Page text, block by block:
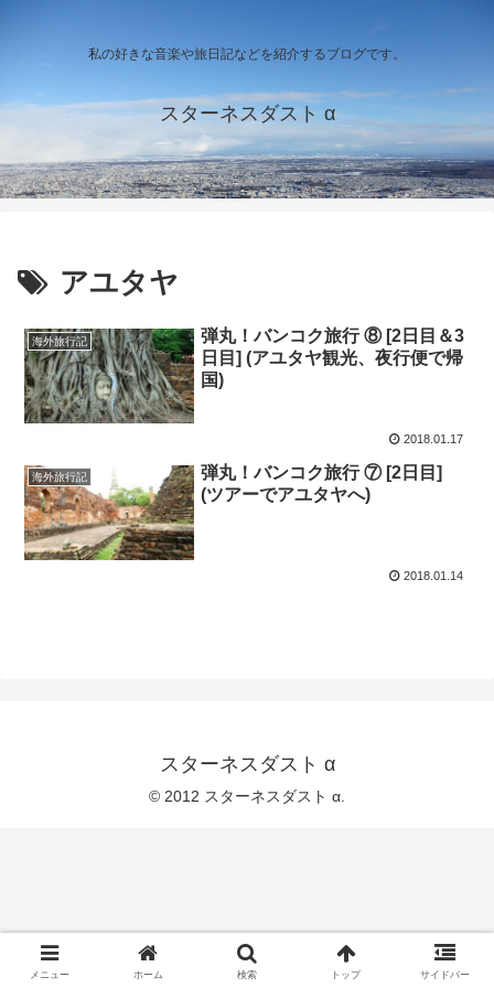
私の好きな音楽や旅日記などを紹介するブログです。
スターネスダスト α
アユタヤ
海外旅行記
弾丸！バンコク旅行 ⑧ [2日目＆3
日目] (アユタヤ観光、夜行便で帰
国)
2018.01.17
海外旅行記
弾丸！バンコク旅行 ⑦ [2日目]
(ツアーでアユタヤへ)
2018.01.14
スターネスダスト α
© 2012 スターネスダスト α.
メニュー ホーム 検索 トップ サイドバー